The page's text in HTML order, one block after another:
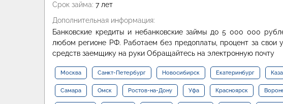
Срок займа: 7 лет
Дополнительная информация:
Банковские кредиты и небанковские займы до 5 000 000
любом регионе РФ. Работаем без предоплаты, процент за свои
средств заемщику на руки Обращайтесь на электронную почту
Москва Санкт-Петербург Новосибирск Екатеринбург
Самара Омск Ростов-на-Дону Уфа Красноярск